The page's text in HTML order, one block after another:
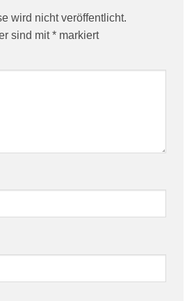
wird nicht veröffentlicht.
sind mit* markiert